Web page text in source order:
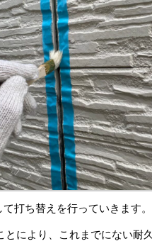
て打ち替えを行っていきます。
により、これまでにない耐